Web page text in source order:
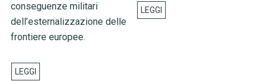
conseguenze militari
dell’esternalizzazione delle
frontiere europee.